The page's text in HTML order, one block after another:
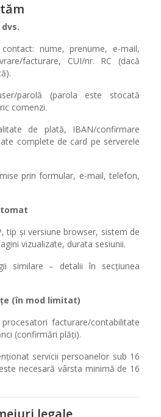
nume, prenume, e‑mail,
facturare, CUI/nr. RC (dacă
parolă (parola este stocată
comenzi.
de plată, IBAN/confirmare
complete de card pe serverele
prin formular, e‑mail, telefon,
tip și versiune browser, sistem de
vizualizate, durata sesiunii.
similare – detalii în secțiunea
(în mod limitat)
facturare/contabilitate
(confirmări plăți).
servicii persoanelor sub 16
necesară vârsta minimă de 16
legale